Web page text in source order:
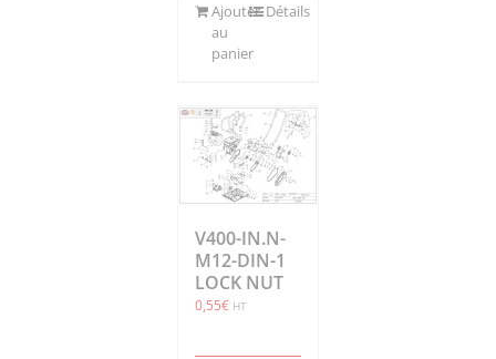
Ajouter
au
panier
Détails
V400-IN.N-
M12-DIN-1
LOCK NUT
0,55€ HT